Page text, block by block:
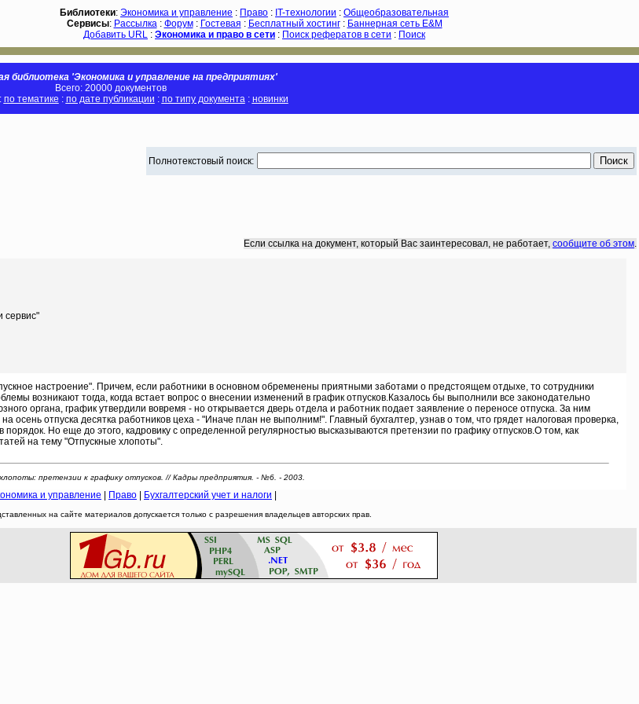
Библиотеки: Экономика и управление : Право : IT-технологии : Общеобразовательная
Сервисы: Рассылка: Форум: Гостевая : Бесплатный хостинг: Баннерная сеть E&M
Добавить URL : Экономика и право в сети : Поиск рефератов в сети : Поиск
библиотека 'Экономика и управление на предприятиях'
Всего: 20000 документов
: по тематике : по дате публикации : по типу документа: новинки
Полнотекстовый поиск:
Если ссылка на документ, который Вас заинтересовал, не работает, сообщите об этом.
сервис"
настроение". Причем, если работники в основном обременены приятными заботами о предстоящем отдыхе, то сотрудники
возникают тогда, когда встает вопрос о внесении изменений в график отпусков.Казалось бы выполнили все законодательно
органа, график утвердили вовремя - но открывается дверь отдела и работник подает заявление о переносе отпуска. За ним
осень отпуска десятка работников цеха - "Иначе план не выполним!". Главный бухгалтер, узнав о том, что грядет налоговая проверка,
порядок. Но еще до этого, кадровику с определенной регулярностью высказываются претензии по графику отпусков.О том, как
на тему "Отпускные хлопоты".
претензии к графику отпусков. // Кадры предприятия. - №6. - 2003.
и управление Право Бухгалтерский учет и налоги
на сайте материалов допускается только с разрешения владельцев авторских прав.